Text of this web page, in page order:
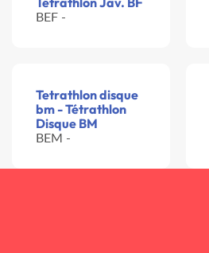
BEF -
Tetrathlon disque
bm - Tétrathlon
Disque BM
BEM -